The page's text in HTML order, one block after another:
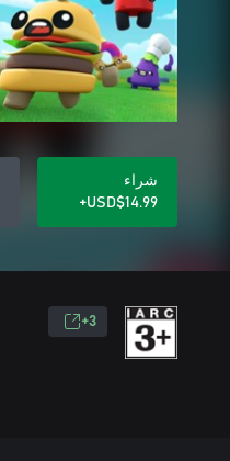
شراء
USD$14.99+
3+